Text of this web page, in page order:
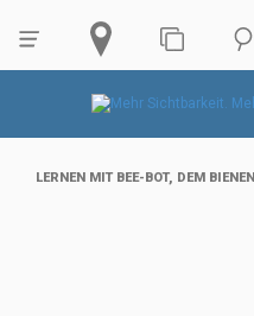
LERNEN MIT BEE-BOT, DEM